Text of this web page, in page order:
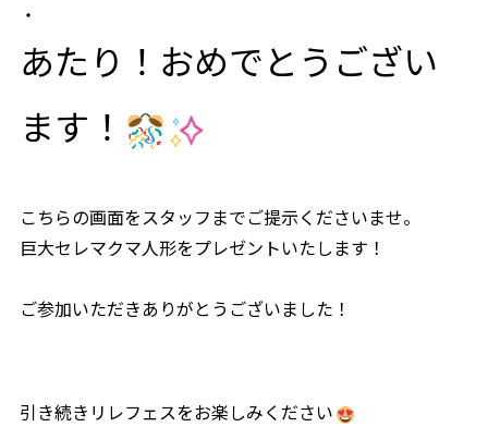
式をされるお客様へ
列席者の皆様へ
卒花パーティー・リレフェス
・
あたり！おめでとうござい
ます！
こちらの画面をスタッフまでご提示くださいませ。
巨大セレマクマ人形をプレゼントいたします！
ご参加いただきありがとうございました！
引き続きリレフェスをお楽しみください